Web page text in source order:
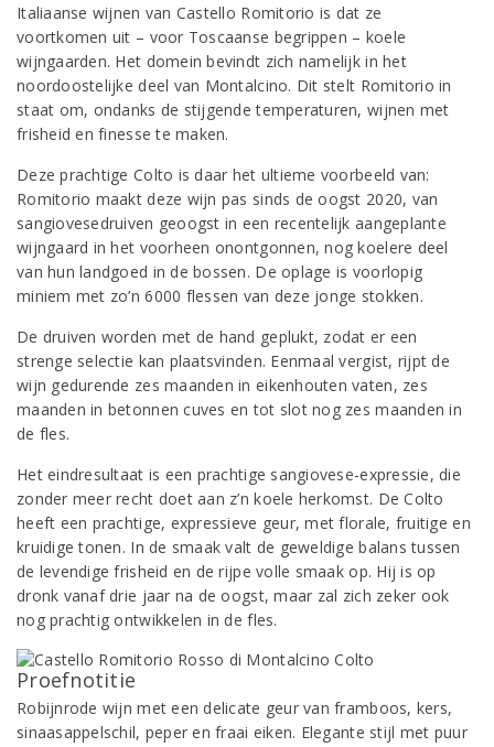
Italiaanse wijnen van Castello Romitorio is dat ze
voortkomen uit – voor Toscaanse begrippen – koele
wijngaarden. Het domein bevindt zich namelijk in het
noordoostelijke deel van Montalcino. Dit stelt Romitorio in
staat om, ondanks de stijgende temperaturen, wijnen met
frisheid en finesse te maken.
Deze prachtige Colto is daar het ultieme voorbeeld van:
Romitorio maakt deze wijn pas sinds de oogst 2020, van
sangiovesedruiven geoogst in een recentelijk aangeplante
wijngaard in het voorheen onontgonnen, nog koelere deel
van hun landgoed in de bossen. De oplage is voorlopig
miniem met zo’n 6000 flessen van deze jonge stokken.
De druiven worden met de hand geplukt, zodat er een
strenge selectie kan plaatsvinden. Eenmaal vergist, rijpt de
wijn gedurende zes maanden in eikenhouten vaten, zes
maanden in betonnen cuves en tot slot nog zes maanden in
de fles.
Het eindresultaat is een prachtige sangiovese-expressie, die
zonder meer recht doet aan z’n koele herkomst. De Colto
heeft een prachtige, expressieve geur, met florale, fruitige en
kruidige tonen. In de smaak valt de geweldige balans tussen
de levendige frisheid en de rijpe volle smaak op. Hij is op
dronk vanaf drie jaar na de oogst, maar zal zich zeker ook
nog prachtig ontwikkelen in de fles.
Proefnotitie
Robijnrode wijn met een delicate geur van framboos, kers,
sinaasappelschil, peper en fraai eiken. Elegante stijl met puur